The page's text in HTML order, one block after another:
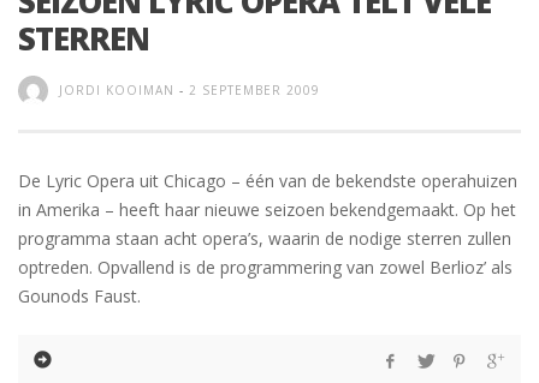
STERREN
JORDI KOOIMAN - 2 SEPTEMBER 2009
De Lyric Opera uit Chicago – één van de bekendste operahuizen
in Amerika – heeft haar nieuwe seizoen bekendgemaakt. Op het
programma staan acht opera’s, waarin de nodige sterren zullen
optreden. Opvallend is de programmering van zowel Berlioz’ als
Gounods Faust.